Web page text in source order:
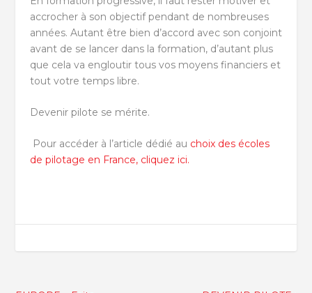
accrocher à son objectif pendant de nombreuses
années. Autant être bien d’accord avec son conjoint
avant de se lancer dans la formation, d’autant plus
que cela va engloutir tous vos moyens financiers et
tout votre temps libre.
Devenir pilote se mérite.
Pour accéder à l’article dédié au choix des écoles
de pilotage en France, cliquez ici.